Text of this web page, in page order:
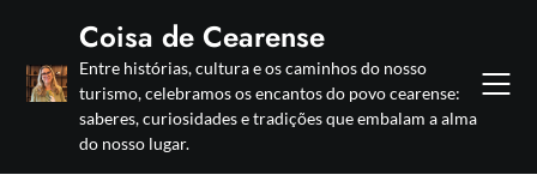
content
Coisa de Cearense
Entre histórias, cultura e os caminhos do nosso
turismo, celebramos os encantos do povo cearense:
saberes, curiosidades e tradições que embalam a alma
do nosso lugar.